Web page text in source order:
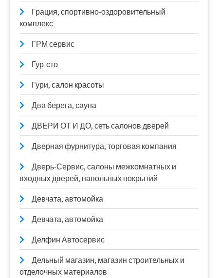
Грация, спортивно-оздоровительный
комплекс
ГРМ сервис
Гур-сто
Гури, салон красоты
Два берега, сауна
ДВЕРИ ОТ И ДО, сеть салонов дверей
Дверная фурнитура, торговая компания
Дверь-Сервис, салоны межкомнатных и
входных дверей, напольных покрытий
Девчата, автомойка
Девчата, автомойка
Делфин Автосервис
Дельный магазин, магазин строительных и
отделочных материалов